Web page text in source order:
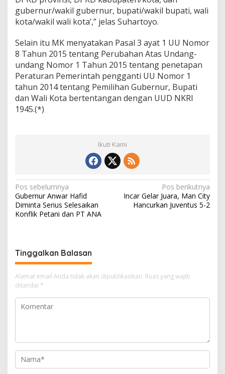
gubernur/wakil gubernur, bupati/wakil bupati, wali
kota/wakil wali kota’,” jelas Suhartoyo.
Selain itu MK menyatakan Pasal 3 ayat 1 UU Nomor
8 Tahun 2015 tentang Perubahan Atas Undang-
undang Nomor 1 Tahun 2015 tentang penetapan
Peraturan Pemerintah pengganti UU Nomor 1
tahun 2014 tentang Pemilihan Gubernur, Bupati
dan Wali Kota bertentangan dengan UUD NKRI
1945.(*)
Ikuti Kami
Navigasi
pos
Pos sebelumnya
Gubernur Anwar Hafid
Diminta Serius Selesaikan
Konflik Petani dan PT ANA
Pos berikutnya
Incar Gelar Juara, Man City
Hancurkan Juventus 5-2
Tinggalkan Balasan
Alamat email Anda tidak akan dipublikasikan. Ruas yang wajib
ditandai *